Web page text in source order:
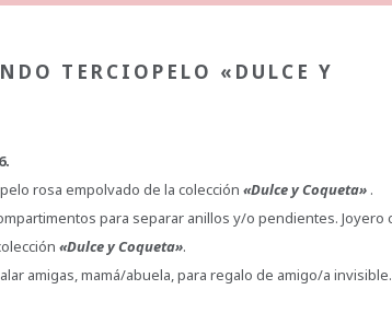
TERCIOPELO «DULCE Y
rosa empolvado de la colección «Dulce y Coqueta» .
para separar anillos y/o pendientes. Joyero
«Dulce y Coqueta».
amigas, mamá/abuela, para regalo de amigo/a